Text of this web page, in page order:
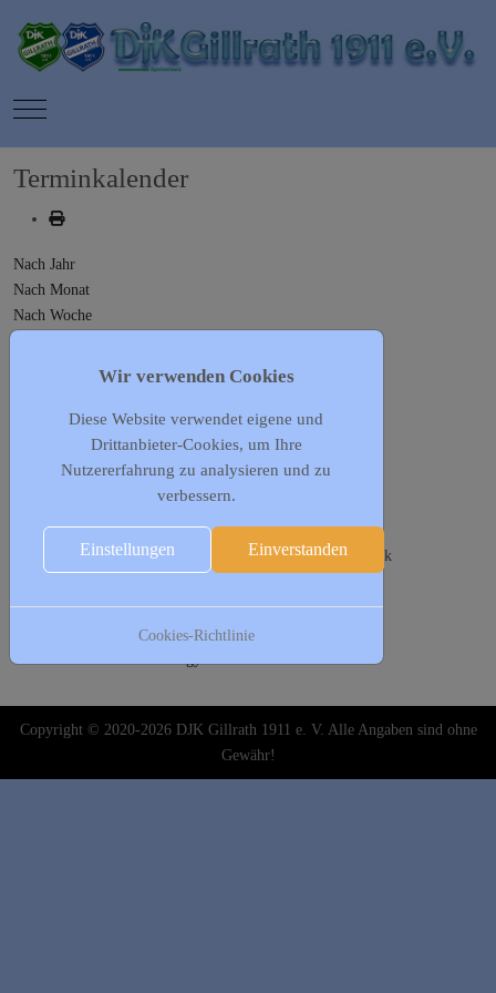
Mobile Menu Toggle
Terminkalender
Nach Jahr
Nach Monat
Nach Woche
Gehe zu Monat
Gehe zu Monat
Vorherige Woche
15 - 21 Januar, 2024
17. Januar
17:00 - 19:00Leithathletik Jugend :: Leichtathletik
Copyright © 2020-2026 DJK Gillrath 1911 e. V. Alle Angaben sind ohne
Gewähr!
Wir verwenden Cookies
Diese Website verwendet eigene und
Drittanbieter-Cookies, um Ihre
Nutzererfahrung zu analysieren und zu
verbessern.
Einstellungen Einverstanden
Cookies-Richtlinie